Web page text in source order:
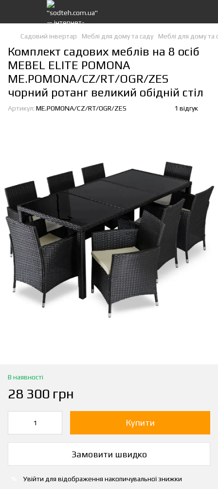
Садовий інвертар Меблі для дому та саду Меблі для дому та
Комплект садових меблів на 8 осіб
MEBEL ELITE POMONA
ME.POMONA/CZ/RT/OGR/ZES
чорний ротанг великий обідній стіл
Артикул: ME.POMONA/CZ/RT/OGR/ZES 1 відгук
В наявності
28 300 грн
Купити
Замовити швидко
Увійти для відображення накопичувальної знижки